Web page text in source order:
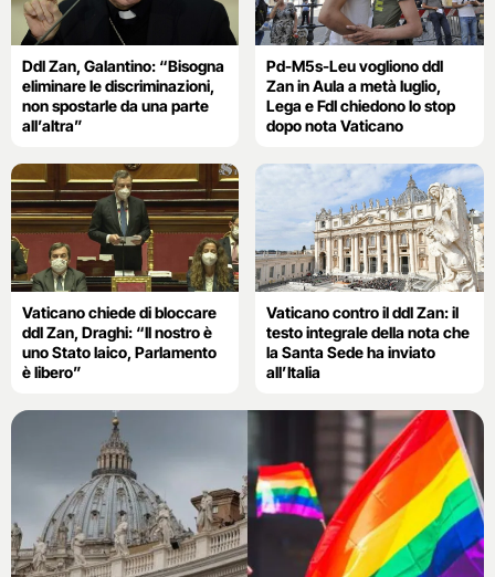
Ddl Zan, Galantino: “Bisogna
eliminare le discriminazioni,
non spostarle da una parte
all’altra”
Pd-M5s-Leu vogliono ddl
Zan in Aula a metà luglio,
Lega e FdI chiedono lo stop
dopo nota Vaticano
Vaticano chiede di bloccare
ddl Zan, Draghi: “Il nostro è
uno Stato laico, Parlamento
è libero”
Vaticano contro il ddl Zan: il
testo integrale della nota che
la Santa Sede ha inviato
all’Italia